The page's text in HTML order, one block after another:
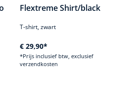
4.8 van 5 sterren
Gemiddelde waardering van
Flextreme Shirt/black
T-shirt, zwart
€ 29,90*
*Prijs inclusief btw, exclusief
verzendkosten